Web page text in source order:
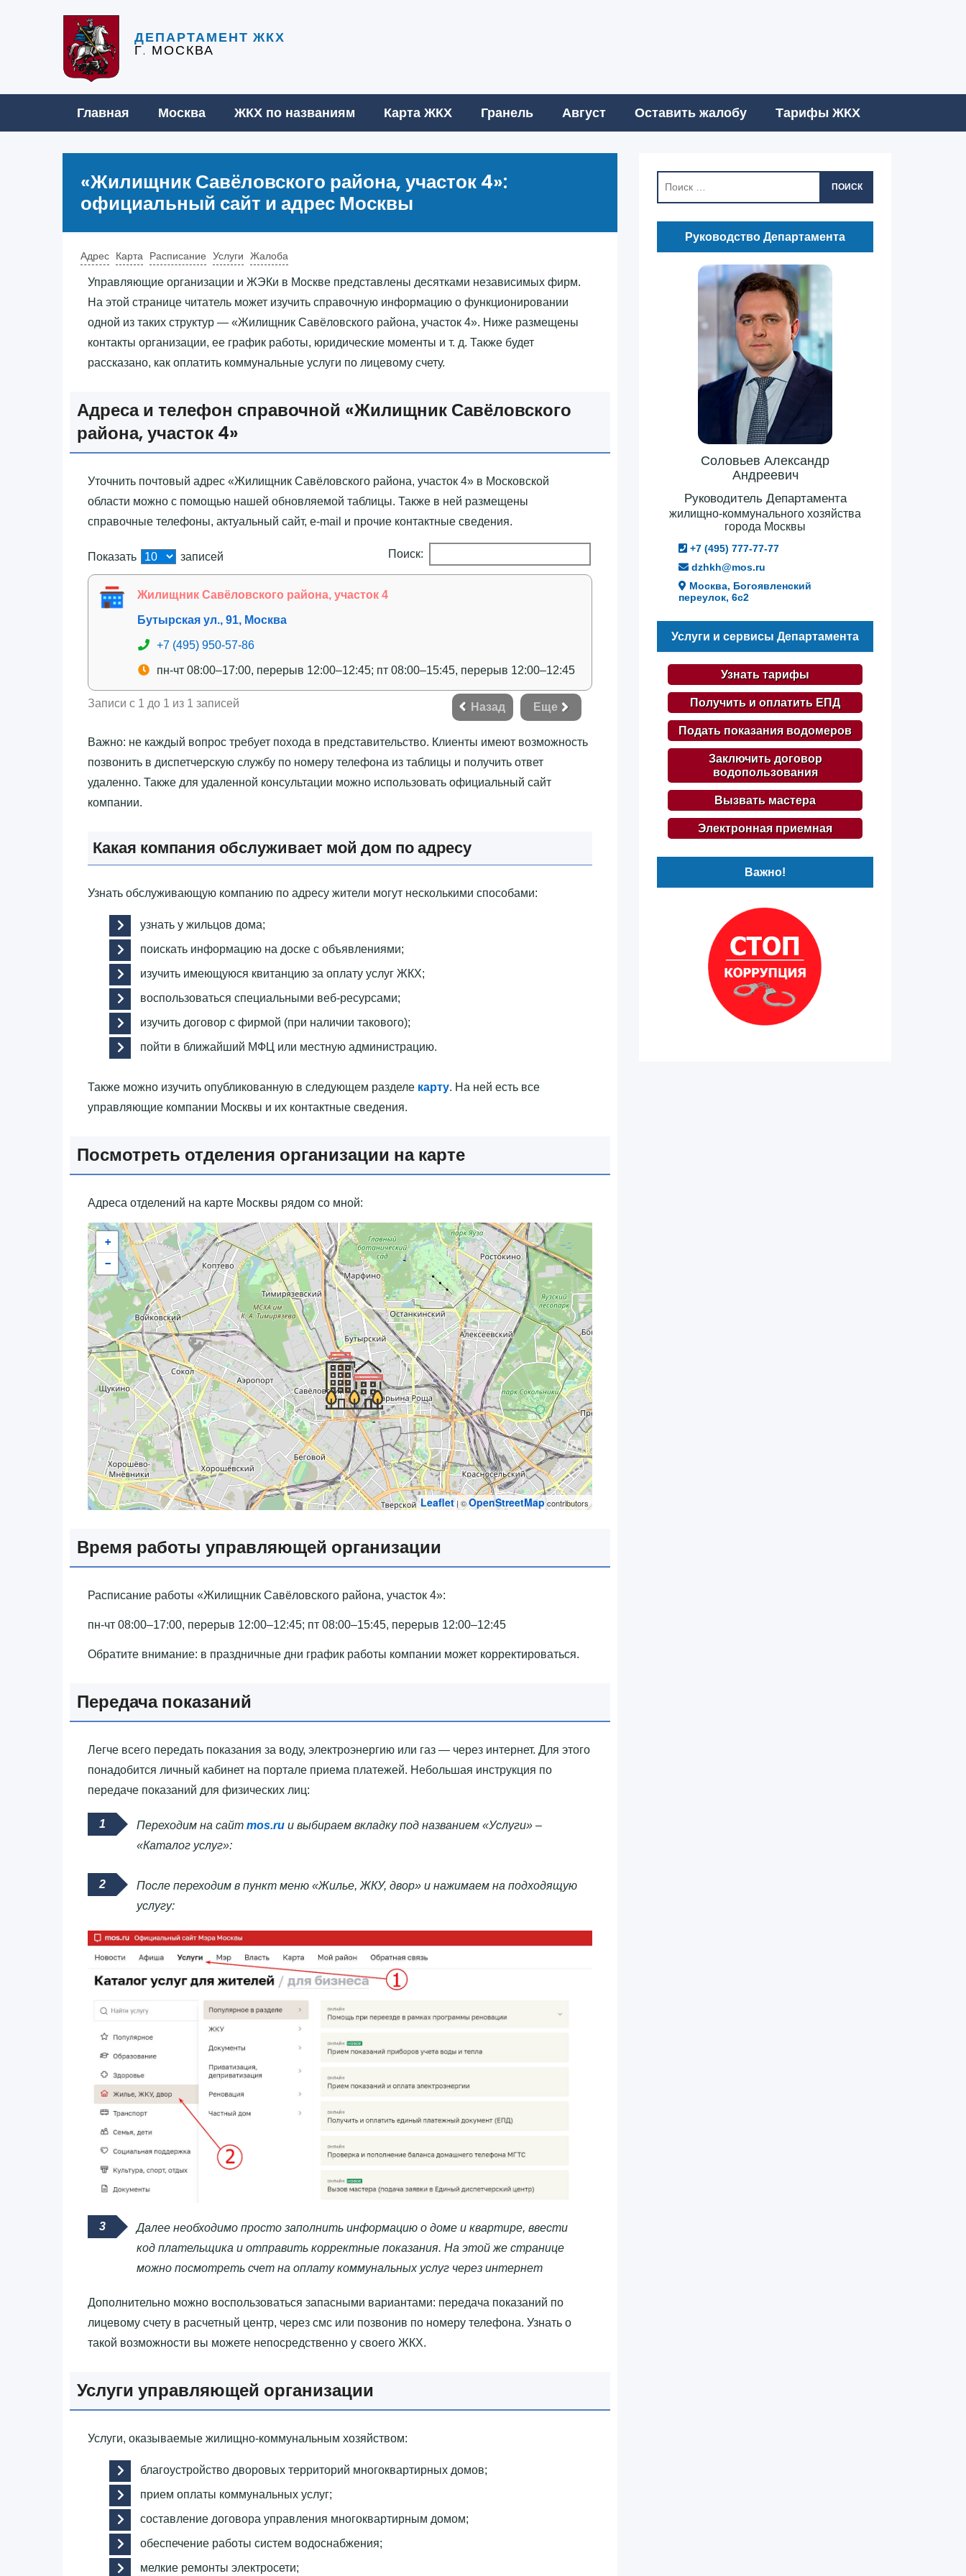
ДЕПАРТАМЕНТ ЖКХ
Г. МОСКВА
Главная Москва ЖКХ по названиям Карта ЖКХ Гранель Август Оставить жалобу Тарифы ЖКХ
«‎Жилищник Савёловского района, участок 4»‎:
официальный сайт и адрес Москвы
Адрес Карта Расписание Услуги Жалоба
Управляющие организации и ЖЭКи в Москве представлены десятками независимых фирм.
На этой странице читатель может изучить справочную информацию о функционировании
одной из таких структур — «‎Жилищник Савёловского района, участок 4»‎. Ниже размещены
контакты организации, ее график работы, юридические моменты и т. д. Также будет
рассказано, как оплатить коммунальные услуги по лицевому счету.
Адреса и телефон справочной «‎Жилищник Савёловского
района, участок 4»‎
Уточнить почтовый адрес «‎Жилищник Савёловского района, участок 4»‎ в Московской
области можно с помощью нашей обновляемой таблицы. Также в ней размещены
справочные телефоны, актуальный сайт, e-mail и прочие контактные сведения.
Показать записей Поиск:
Жилищник Савёловского района, участок 4
Бутырская ул., 91, Москва
+7 (495) 950-57-86
пн-чт 08:00–17:00, перерыв 12:00–12:45; пт 08:00–15:45, перерыв 12:00–12:45
Записи с 1 до 1 из 1 записей Назад Еще
Важно: не каждый вопрос требует похода в представительство. Клиенты имеют возможность
позвонить в диспетчерскую службу по номеру телефона из таблицы и получить ответ
удаленно. Также для удаленной консультации можно использовать официальный сайт
компании.
Какая компания обслуживает мой дом по адресу
Узнать обслуживающую компанию по адресу жители могут несколькими способами:
узнать у жильцов дома;
поискать информацию на доске с объявлениями;
изучить имеющуюся квитанцию за оплату услуг ЖКХ;
воспользоваться специальными веб-ресурсами;
изучить договор с фирмой (при наличии такового);
пойти в ближайший МФЦ или местную администрацию.
Также можно изучить опубликованную в следующем разделе карту. На ней есть все
управляющие компании Москвы и их контактные сведения.
Посмотреть отделения организации на карте
Адреса отделений на карте Москвы рядом со мной:
+
−
Leaflet| ©OpenStreetMapcontributors
Время работы управляющей организации
Расписание работы «‎Жилищник Савёловского района, участок 4»‎:
пн-чт 08:00–17:00, перерыв 12:00–12:45; пт 08:00–15:45, перерыв 12:00–12:45
Обратите внимание: в праздничные дни график работы компании может корректироваться.
Передача показаний
Легче всего передать показания за воду, электроэнергию или газ — через интернет. Для этого
понадобится личный кабинет на портале приема платежей. Небольшая инструкция по
передаче показаний для физических лиц:
Переходим на сайт mos.ru и выбираем вкладку под названием «Услуги» –
«Каталог услуг»:
После переходим в пункт меню «Жилье, ЖКУ, двор» и нажимаем на подходящую
услугу:
Далее необходимо просто заполнить информацию о доме и квартире, ввести
код плательщика и отправить корректные показания. На этой же странице
можно посмотреть счет на оплату коммунальных услуг через интернет
Дополнительно можно воспользоваться запасными вариантами: передача показаний по
лицевому счету в расчетный центр, через смс или позвонив по номеру телефона. Узнать о
такой возможности вы можете непосредственно у своего ЖКХ.
Услуги управляющей организации
Услуги, оказываемые жилищно-коммунальным хозяйством:
благоустройство дворовых территорий многоквартирных домов;
прием оплаты коммунальных услуг;
составление договора управления многоквартирным домом;
обеспечение работы систем водоснабжения;
мелкие ремонты электросети;
ПОИСК
Руководство Департамента
Соловьев Александр
Андреевич
Руководитель Департамента
жилищно-коммунального хозяйства
города Москвы
+7 (495) 777-77-77
dzhkh@mos.ru
Москва, Богоявленский
переулок, 6с2
Услуги и сервисы Департамента
Узнать тарифы
Получить и оплатить ЕПД
Подать показания водомеров
Заключить договор
водопользования
Вызвать мастера
Электронная приемная
Важно!